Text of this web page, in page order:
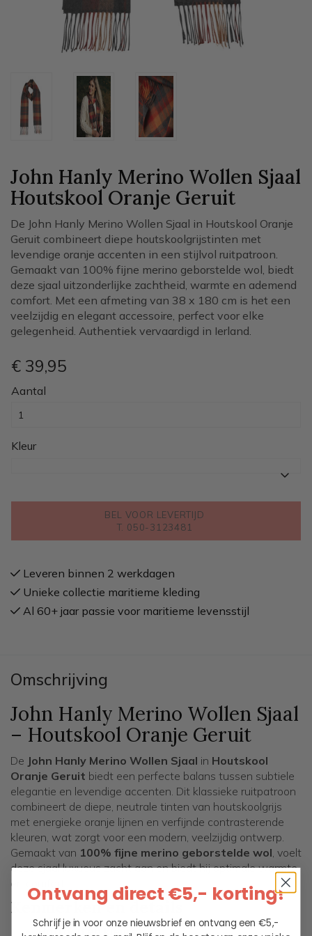
John Hanly Merino Wollen Sjaal
Houtskool Oranje Geruit
De John Hanly Merino Wollen Sjaal in Houtskool Oranje
Geruit combineert diepe houtskoolgrijstinten met
levendige oranje accenten in een stijlvol ruitpatroon.
Gemaakt van 100% fijne merino geborstelde wol, biedt
deze sjaal uitzonderlijke zachtheid, warmte en ademend
comfort. Met een afmeting van 38 x 180 cm is het een
veelzijdig en elegant accessoire, perfect voor elke
gelegenheid. Authentiek vervaardigd in Ierland.
€ 39,95
Aantal
Kleur
BEL VOOR LEVERTIJD
T. 050-3123481
Leveren binnen 2 werkdagen
Unieke collectie maritieme kleding
Al 60+ jaar passie voor maritieme levensstijl
Omschrijving
John Hanly Merino Wollen Sjaal
– Houtskool Oranje Geruit
De John Hanly Merino Wollen Sjaal in Houtskool
Oranje Geruit biedt een perfecte balans tussen subtiele
elegantie en levendige accenten. Dit klassieke ruitpatroon
combineert de diepe, neutrale tinten van houtskoolgrijs
met energieke oranje lijnen en verfijnde contrasterende
kleuren, wat zorgt voor een modern, veelzijdig ontwerp.
Gemaakt van 100% fijne merino geborstelde wol, voelt
deze sjaal luxueus zacht aan en biedt hij optimale warmte
en comfort.
Kenmerken en details
Patroon en kleuren:
Ontvang direct €5,- korting!
Schrijf je in voor onze nieuwsbrief en ontvang een €5,-